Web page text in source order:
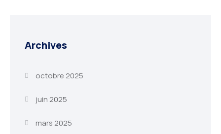
Archives
octobre 2025
juin 2025
mars 2025